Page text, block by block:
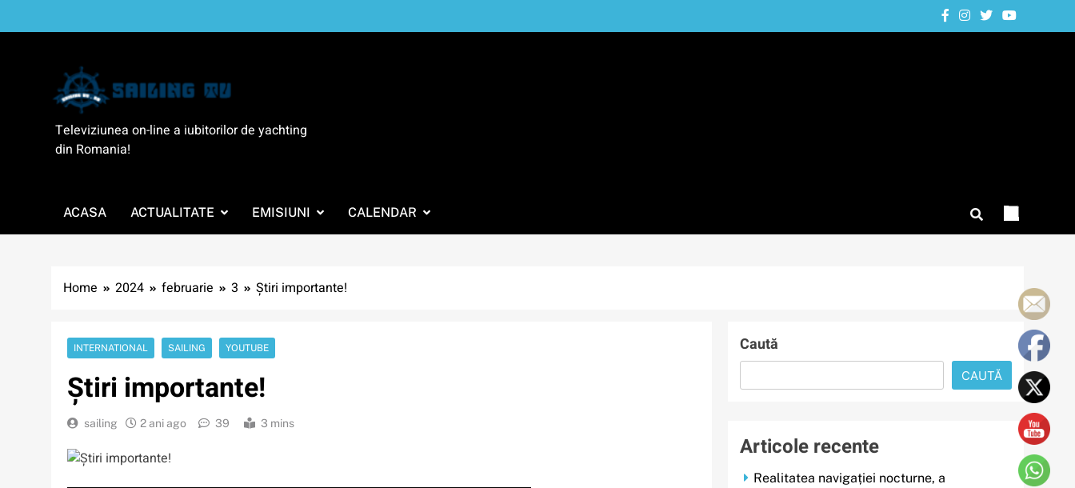
to
SailingTV
Televiziunea on-line a iubitorilor de yachting
din Romania!
ACASA ACTUALITATE EMISIUNI CALENDAR
Home 2024 februarie 3 Știri importante!
INTERNATIONAL SAILING YOUTUBE
Știri importante!
sailing 2 ani ago 39 3 mins
Caută
CAUTĂ
Articole recente
Realitatea navigației nocturne, a